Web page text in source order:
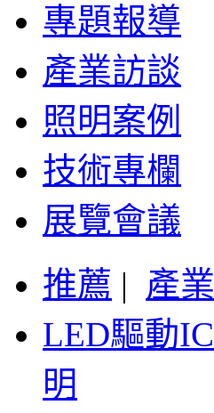
專題報導
產業訪談
照明案例
技術專欄
展覽會議
推薦 | 產業
LED驅動IC
明